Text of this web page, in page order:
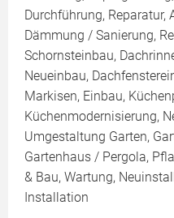
Durchführung, Reparatur,
Dämmung / Sanierung,
Schornsteinbau,
Neueinbau,
Markisen, Einbau,
Küchenmodernisierung,
Umgestaltung Garten,
Gartenhaus / Pergola,
& Bau, Wartung,
Installation